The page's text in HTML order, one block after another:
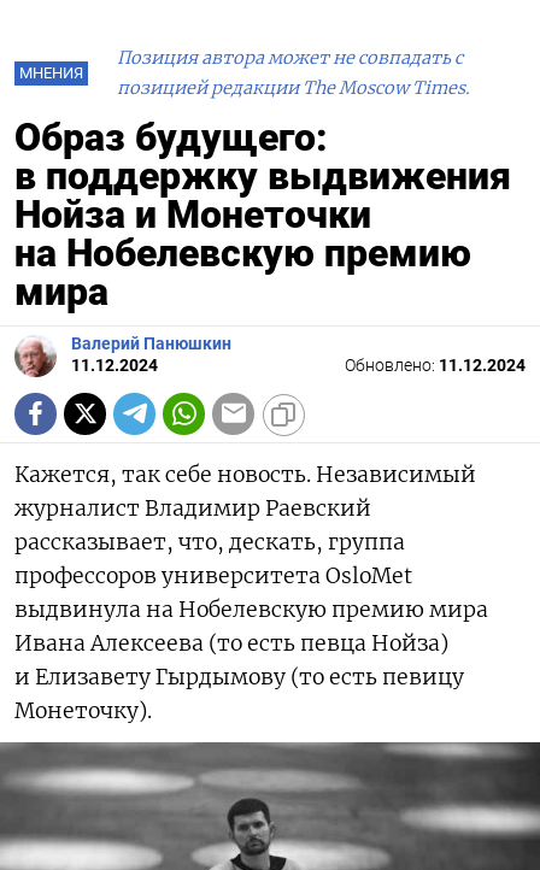
МНЕНИЯ
Позиция автора может не совпадать с
позицией редакции The Moscow Times.
Образ будущего:
в поддержку выдвижения
Нойза и Монеточки
на Нобелевскую премию
мира
Валерий Панюшкин
11.12.2024
Обновлено: 11.12.2024
Кажется, так себе новость. Независимый
журналист Владимир Раевский
рассказывает, что, дескать, группа
профессоров университета OsloMet
выдвинула на Нобелевскую премию мира
Ивана Алексеева (то есть певца Нойза)
и Елизавету Гырдымову (то есть певицу
Монеточку).